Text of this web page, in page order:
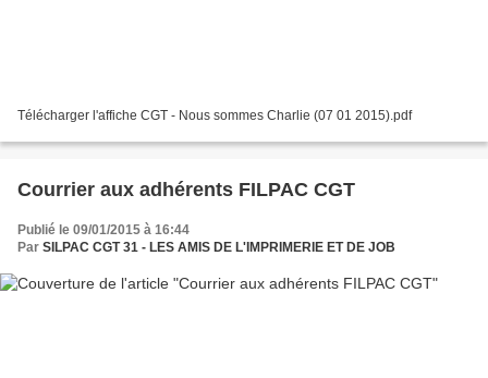
Télécharger l'affiche CGT - Nous sommes Charlie (07 01 2015).pdf
Courrier aux adhérents FILPAC CGT
Publié le 09/01/2015 à 16:44
Par SILPAC CGT 31 - LES AMIS DE L'IMPRIMERIE ET DE JOB